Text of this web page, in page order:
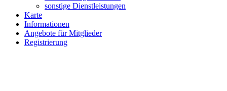
sonstige Dienstleistungen
Karte
Informationen
Angebote für Mitglieder
Registrierung